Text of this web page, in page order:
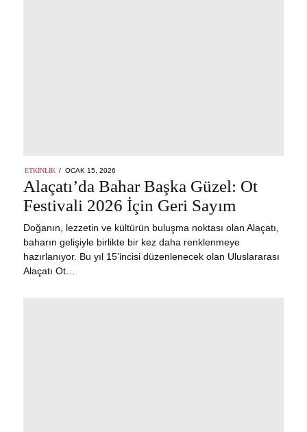
ETKINLIK
POSTED
OCAK 15, 2026
Alaçatı’da Bahar Başka Güzel: Ot
Festivali 2026 İçin Geri Sayım
Doğanın, lezzetin ve kültürün buluşma noktası olan Alaçatı,
baharın gelişiyle birlikte bir kez daha renklenmeye
hazırlanıyor. Bu yıl 15’incisi düzenlenecek olan Uluslararası
Alaçatı Ot…